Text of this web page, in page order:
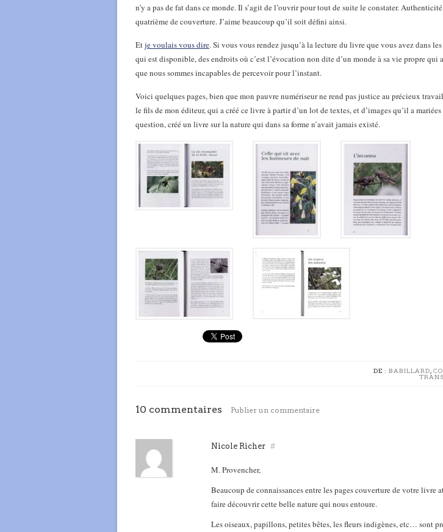
n’y a pas de fat dans ce monde. Il s’agit de l’ouvrir pour tout de suite le constater.
quatrième de couverture. J’aime beaucoup qu’il soit défini ainsi.
Etje voulais vous dire. Si vous vous rendez jusqu’à la lecture du livre que vous avez dans
qui est disponible, des endroits où c’est l’évocation non dite d’un monde à sa vie propre qui
que nous sommes incapables de percevoir pour l’instant.
Voici quelques pages, bien que mon pauvre numériseur ne rend pas justice au précieux
le fils de mon éditeur, qui a créé ce livre à partir d’un lot de textes, et d’images qu’il a
question, créé un livre sur la nature qui dans sa forme n’avait jamais existé.
DE : BABILLARD,
10 commentaires Publier un commentaire
Nicole Richer #
M. Provencher,
Beaucoup de connaissances entre les pages couverture de votre livre
faire découvrir cette belle nature qui nous entoure.
Les oiseaux, papillons, petites bêtes, les fleurs indigènes, etc… sont